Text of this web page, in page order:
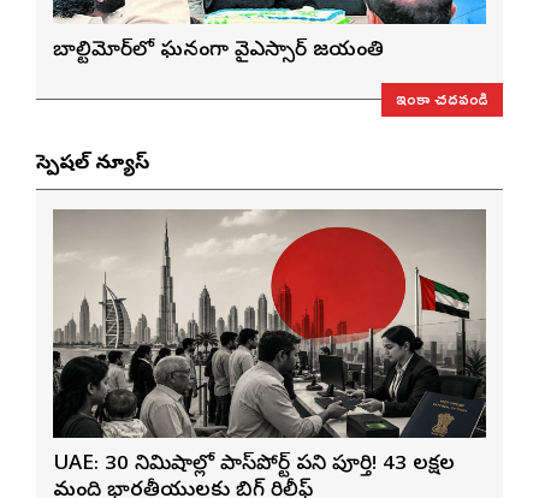
బాల్టిమోర్‌లో ఘనంగా వైఎస్సార్‌ జయంతి
ఇంకా చదవండి
స్పెషల్ న్యూస్
UAE: 30 నిమిషాల్లో పాస్‌పోర్ట్ పని పూర్తి! 43 లక్షల
మంది భారతీయులకు బిగ్ రిలీఫ్